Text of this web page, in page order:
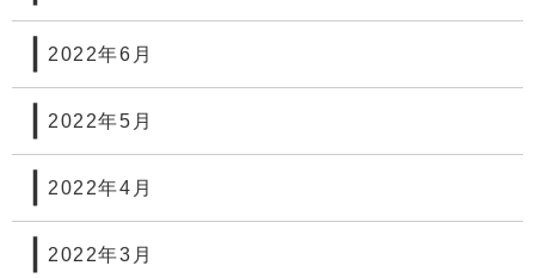
2022年6月
2022年5月
2022年4月
2022年3月